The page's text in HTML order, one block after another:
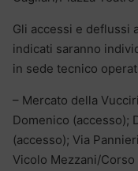
Gli accessi e deflussi
indicati saranno
in sede tecnico
– Mercato della
Domenico (accesso);
(accesso); Via
Vicolo Mezzani/